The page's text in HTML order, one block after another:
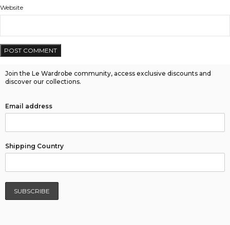
Website
Join the Le Wardrobe community, access exclusive discounts and
discover our collections.
Email address
Shipping Country